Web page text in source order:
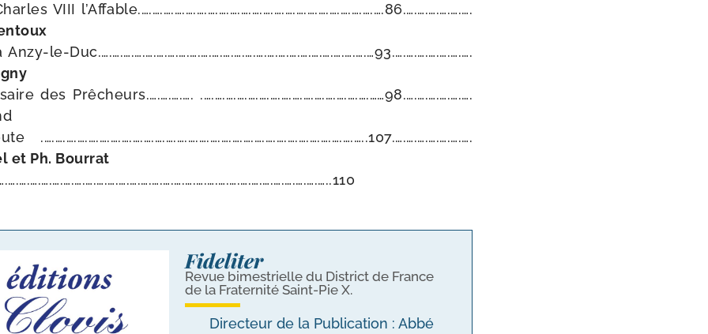
VIII l’Affable.….….….….….….….….….….….….….….….….….….….….….….86.….….….….….….
le-Duc.….….….….….….….….….….….….….….….….….….….….….….….….…93.….….….….….….….
des Prêcheurs.….….….…. .….….….….….….….….….….….….….….….……98.….….….….….….
et Ph. Bourrat
Fideliter
Revue bimestrielle du District de France
de la Fraternité Saint-Pie X.
Directeur de la Publication : Abbé